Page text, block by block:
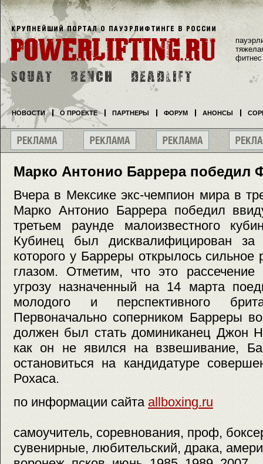
Марко Антонио Баррера победил
Вчера в Мексике экс-чемпион мира в
Марко Антонио Баррера победил
третьем раунде малоизвестного
Кубинец был дисквалифицирован за
которого у Барреры открылось
глазом. Отметим, что это
угрозу назначенный на 14 марта
молодого и перспективного
Первоначально соперником Барреры
должен был стать доминиканец Джон
как он не явился на взвешивание,
остановиться на кандидатуре
Рохаса.
по информации сайта allboxing.ru
самоучитель, соревнования, проф,
сувенирные, любительский, драка,
фитнес
НОВОСТИ О ПРОЕКТЕ ПАРТНЕРЫ ФОРУМ АНОНСЫ